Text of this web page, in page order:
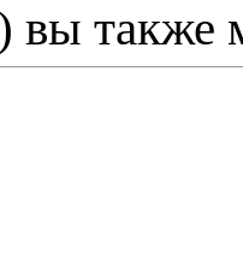
вы также